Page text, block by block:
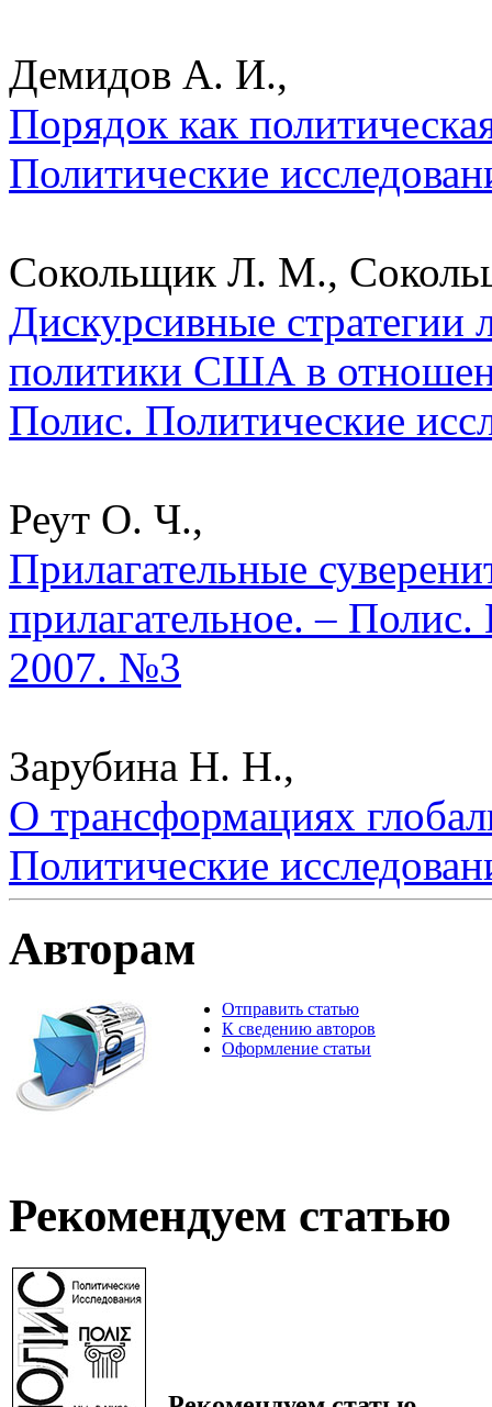
Демидов А. И.,
Порядок как
Политические
Сокольщик Л. М.,
Дискурсивные
политики США в
Полис. Политические
Реут О. Ч.,
Прилагательные
прилагательное. –
2007. №3
Зарубина Н. Н.,
О трансформациях
Политические
Авторам
Отправить статью
К сведению авторов
Оформление статьи
Рекомендуем статью